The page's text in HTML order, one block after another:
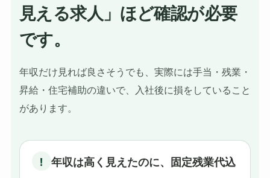
見える求人」ほど確認が必要
です。
年収だけ見れば良さそうでも、実際には手当・残業・
昇給・住宅補助の違いで、入社後に損をしていること
があります。
!
年収は高く見えたのに、固定残業代込